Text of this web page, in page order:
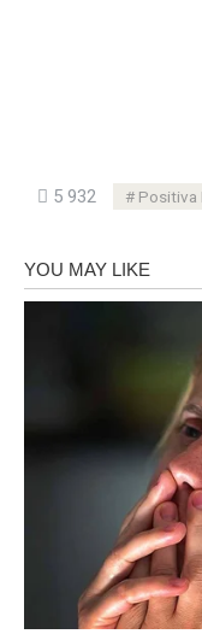
5 932 Positiva